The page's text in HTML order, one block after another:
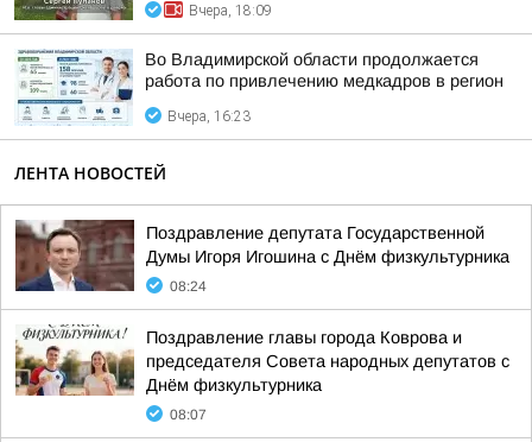
Вчера, 18:09
Во Владимирской области продолжается
работа по привлечению медкадров в регион
Вчера, 16:23
ЛЕНТА НОВОСТЕЙ
Поздравление депутата Государственной
Думы Игоря Игошина с Днём физкультурника
08:24
Поздравление главы города Коврова и
председателя Совета народных депутатов с
Днём физкультурника
08:07